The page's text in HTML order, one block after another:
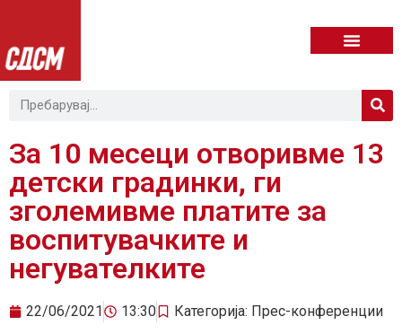
За 10 месеци отворивме 13
детски градинки, ги
зголемивме платите за
воспитувачките и
негувателките
22/06/2021 13:30 Категорија: Прес-конференции